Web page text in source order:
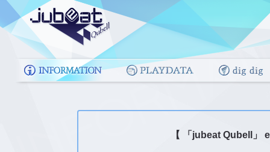
【 「jubeat Qubell」